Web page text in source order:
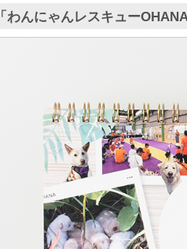
「わんにゃんレスキュー